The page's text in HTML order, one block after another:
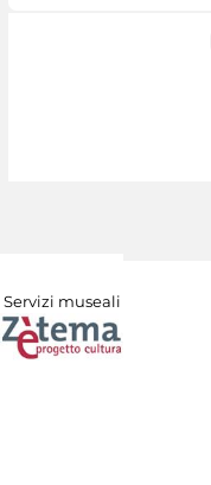
Servizi museali